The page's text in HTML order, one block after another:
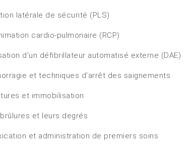
coordination@apeee-bxl1-services.be
latérale de sécurité (PLS)
cardio-pulmonaire (RCP)
d'un défibrillateur automatisé externe (DAE)
et techniques d'arrêt des saignements
et immobilisation
et leurs degrés
et administration de premiers soins